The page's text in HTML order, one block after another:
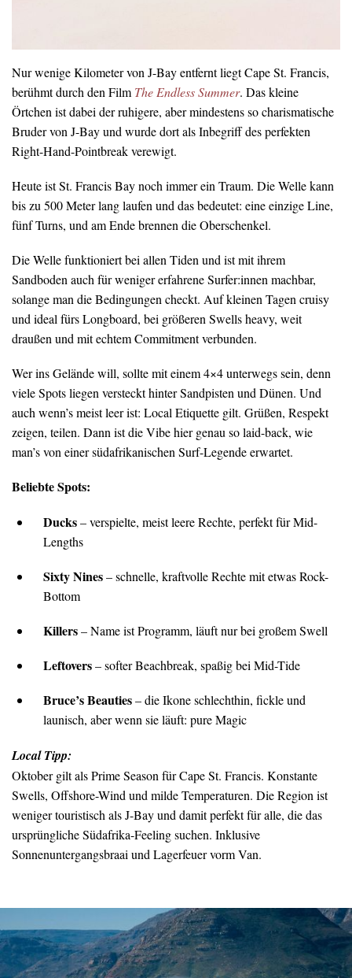
Nur wenige Kilometer von J-Bay entfernt liegt Cape St. Francis,
berühmt durch den Film The Endless Summer. Das kleine
Örtchen ist dabei der ruhigere, aber mindestens so charismatische
Bruder von J-Bay und wurde dort als Inbegriff des perfekten
Right-Hand-Pointbreak verewigt.
Heute ist St. Francis Bay noch immer ein Traum. Die Welle kann
bis zu 500 Meter lang laufen und das bedeutet: eine einzige Line,
fünf Turns, und am Ende brennen die Oberschenkel.
Die Welle funktioniert bei allen Tiden und ist mit ihrem
Sandboden auch für weniger erfahrene Surfer:innen machbar,
solange man die Bedingungen checkt. Auf kleinen Tagen cruisy
und ideal fürs Longboard, bei größeren Swells heavy, weit
draußen und mit echtem Commitment verbunden.
Wer ins Gelände will, sollte mit einem 4×4 unterwegs sein, denn
viele Spots liegen versteckt hinter Sandpisten und Dünen. Und
auch wenn’s meist leer ist: Local Etiquette gilt. Grüßen, Respekt
zeigen, teilen. Dann ist die Vibe hier genau so laid-back, wie
man’s von einer südafrikanischen Surf-Legende erwartet.
Beliebte Spots:
Ducks– verspielte, meist leere Rechte, perfekt für Mid-
Lengths
Sixty Nines– schnelle, kraftvolle Rechte mit etwas Rock-
Bottom
Killers– Name ist Programm, läuft nur bei großem Swell
Leftovers– softer Beachbreak, spaßig bei Mid-Tide
Bruce’s Beauties– die Ikone schlechthin, fickle und
launisch, aber wenn sie läuft: pure Magic
Local Tipp:
Oktober gilt als Prime Season für Cape St. Francis. Konstante
Swells, Offshore-Wind und milde Temperaturen. Die Region ist
weniger touristisch als J-Bay und damit perfekt für alle, die das
ursprüngliche Südafrika-Feeling suchen. Inklusive
Sonnenuntergangsbraai und Lagerfeuer vorm Van.